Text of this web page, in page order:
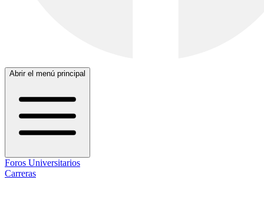
Abrir el menú principal
Foros Universitarios
Carreras